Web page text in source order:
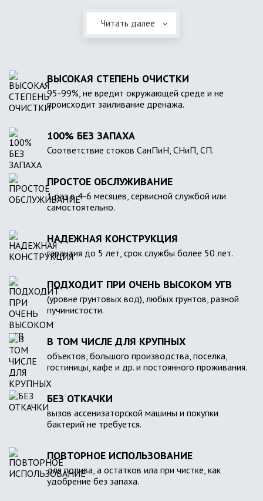
Читать далее
ВЫСОКАЯ СТЕПЕНЬ ОЧИСТКИ
95-99%, не вредит окружающей среде и не
происходит заиливание дренажа.
100% БЕЗ ЗАПАХА
Соответствие стоков СанПиН, СНиП, СП.
ПРОСТОЕ ОБСЛУЖИВАНИЕ
1 раз в 4-6 месяцев, сервисной службой или
самостоятельно.
НАДЕЖНАЯ КОНСТРУКЦИЯ
гарантия до 5 лет, срок службы более 50 лет.
ПОДХОДИТ ПРИ ОЧЕНЬ ВЫСОКОМ УГВ
(уровне грунтовых вод), любых грунтов, разной
пучинистости.
В ТОМ ЧИСЛЕ ДЛЯ КРУПНЫХ
объектов, большого производства, поселка,
гостиницы, кафе и др. и постоянного проживания.
БЕЗ ОТКАЧКИ
вызов ассенизаторской машины и покупки
бактерий не требуется.
ПОВТОРНОЕ ИСПОЛЬЗОВАНИЕ
для полива, а остатков ила при чистке, как
удобрение без запаха.